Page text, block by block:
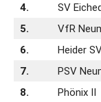
4.
SV
5.
VfR
6.
Heider
7.
PSV
8.
Phönix II